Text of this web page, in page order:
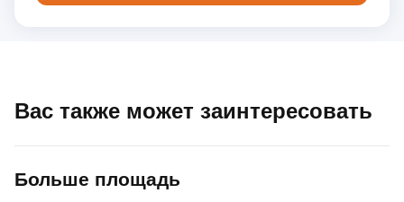
Вас также может заинтересовать
Больше площадь